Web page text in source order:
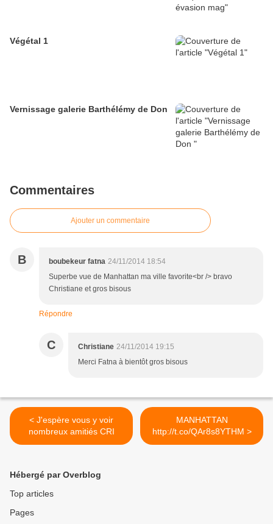
Végétal 1
Vernissage galerie Barthélémy de Don
Commentaires
Ajouter un commentaire
B boubekeur fatna 24/11/2014 18:54
Superbe vue de Manhattan ma ville favorite<br /> bravo
Christiane et gros bisous
Répondre
C Christiane 24/11/2014 19:15
Merci Fatna à bientôt gros bisous
< J'espère vous y voir
nombreux amitiés CRI
MANHATTAN
http://t.co/QAr8s8YTHM >
Hébergé par Overblog
Top articles
Pages